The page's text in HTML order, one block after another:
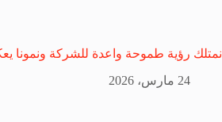
نمتلك رؤية طموحة واعدة للشركة ونمونا
24 مارس، 2026